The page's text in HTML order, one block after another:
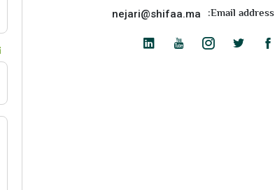
nejari@shifaa.ma Email address: